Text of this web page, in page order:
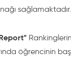
sağlamaktadır.
öğrencinin